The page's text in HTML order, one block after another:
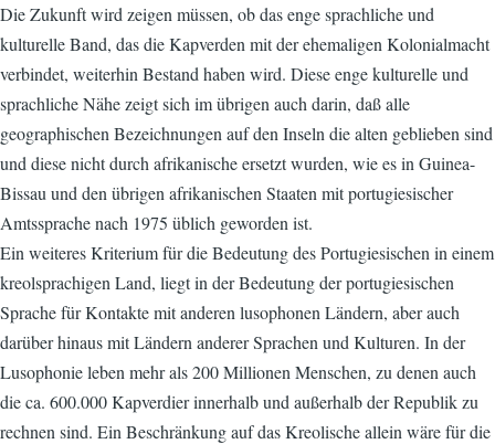
Die Zukunft wird zeigen müssen, ob das enge sprachliche und
kulturelle Band, das die Kapverden mit der ehemaligen Kolonialmacht
verbindet, weiterhin Bestand haben wird. Diese enge kulturelle und
sprachliche Nähe zeigt sich im übrigen auch darin, daß alle
geographischen Bezeichnungen auf den Inseln die alten geblieben sind
und diese nicht durch afrikanische ersetzt wurden, wie es in Guinea-
Bissau und den übrigen afrikanischen Staaten mit portugiesischer
Amtssprache nach 1975 üblich geworden ist.
Ein weiteres Kriterium für die Bedeutung des Portugiesischen in einem
kreolsprachigen Land, liegt in der Bedeutung der portugiesischen
Sprache für Kontakte mit anderen lusophonen Ländern, aber auch
darüber hinaus mit Ländern anderer Sprachen und Kulturen. In der
Lusophonie leben mehr als 200 Millionen Menschen, zu denen auch
die ca. 600.000 Kapverdier innerhalb und außerhalb der Republik zu
rechnen sind. Ein Beschränkung auf das Kreolische allein wäre für die